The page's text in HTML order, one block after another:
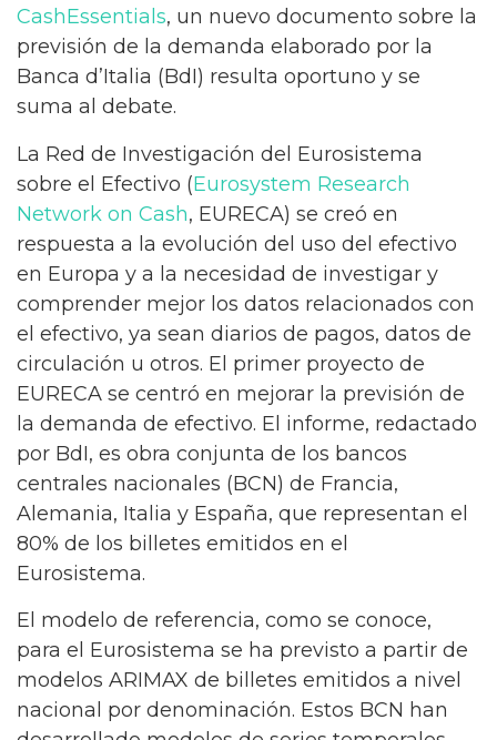
CashEssentials, un nuevo documento sobre la
previsión de la demanda elaborado por la
Banca d’Italia (BdI) resulta oportuno y se
suma al debate.
La Red de Investigación del Eurosistema
sobre el Efectivo (Eurosystem Research
Network on Cash, EURECA) se creó en
respuesta a la evolución del uso del efectivo
en Europa y a la necesidad de investigar y
comprender mejor los datos relacionados con
el efectivo, ya sean diarios de pagos, datos de
circulación u otros. El primer proyecto de
EURECA se centró en mejorar la previsión de
la demanda de efectivo. El informe, redactado
por BdI, es obra conjunta de los bancos
centrales nacionales (BCN) de Francia,
Alemania, Italia y España, que representan el
80% de los billetes emitidos en el
Eurosistema.
El modelo de referencia, como se conoce,
para el Eurosistema se ha previsto a partir de
modelos ARIMAX de billetes emitidos a nivel
nacional por denominación. Estos BCN han